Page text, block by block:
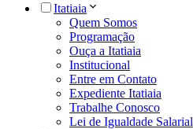
Itatiaia
Quem Somos
Programação
Ouça a Itatiaia
Institucional
Entre em Contato
Expediente Itatiaia
Trabalhe Conosco
Lei de Igualdade Salarial